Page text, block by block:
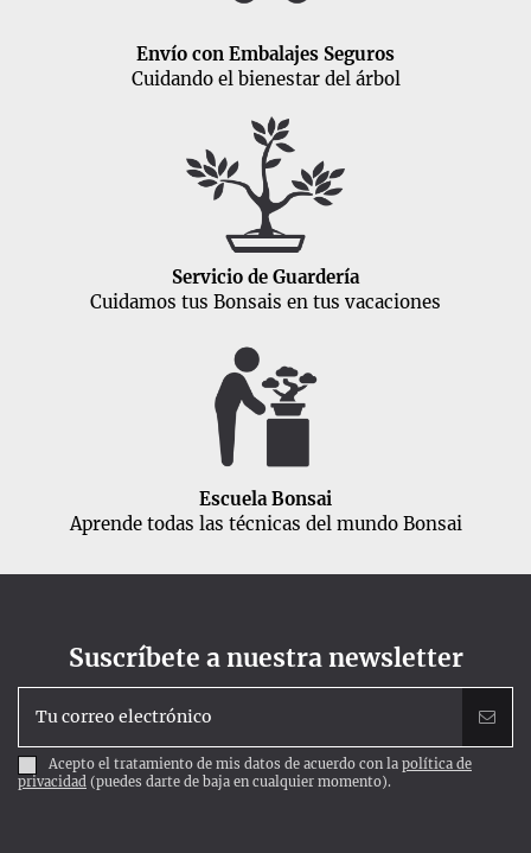
Envío con Embalajes Seguros
Cuidando el bienestar del árbol
Servicio de Guardería
Cuidamos tus Bonsais en tus vacaciones
Escuela Bonsai
Aprende todas las técnicas del mundo Bonsai
Suscríbete a nuestra newsletter
Acepto el tratamiento de mis datos de acuerdo con la política de
privacidad (puedes darte de baja en cualquier momento).